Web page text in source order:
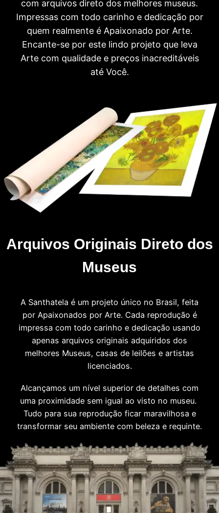
com arquivos direto dos melhores museus.
Impressas com todo carinho e dedicação por
quem realmente é Apaixonado por Arte.
Encante-se por este lindo projeto que leva
Arte com qualidade e preços inacreditáveis
até Você.
Arquivos Originais Direto dos
Museus
A Santhatela é um projeto único no Brasil, feita
por Apaixonados por Arte. Cada reprodução é
impressa com todo carinho e dedicação usando
apenas arquivos originais adquiridos dos
melhores Museus, casas de leilões e artistas
licenciados.
Alcançamos um nível superior de detalhes com
uma proximidade sem igual ao visto no museu.
Tudo para sua reprodução ficar maravilhosa e
transformar seu ambiente com beleza e requinte.